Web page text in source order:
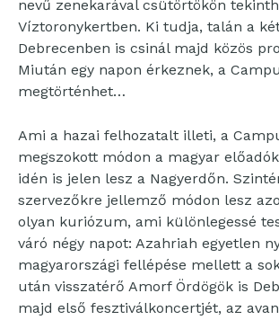
nevű zenekarával csütörtökön
Víztoronykertben. Ki tudja, talán a
Debrecenben is csinál majd közös
Miután egy napon érkeznek, a
megtörténhet…
Ami a hazai felhozatalt illeti, a
megszokott módon a magyar
idén is jelen lesz a Nagyerdőn.
szervezőkre jellemző módon lesz
olyan kuriózum, ami különlegessé
váró négy napot: Azahriah egyetlen
magyarországi fellépése mellett a
után visszatérő Amorf Ördögök is
majd első fesztiválkoncertjét, az